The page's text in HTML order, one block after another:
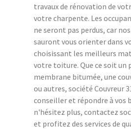
travaux de rénovation de
votre charpente. Les
ne seront pas perdus, car
sauront vous orienter dans
choisissant les meilleurs
votre toiture. Que ce soit un
membrane bitumée, une
ou autres, société Couvreur
conseiller et répondre à vos
n'hésitez plus, contactez
et profitez des services de